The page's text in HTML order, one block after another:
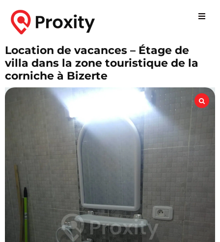
Location de vacances – Étage de
villa dans la zone touristique de la
corniche à Bizerte